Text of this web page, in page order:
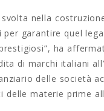
nella
garantire quel
ha
di marchi italiani
delle società
materie prime